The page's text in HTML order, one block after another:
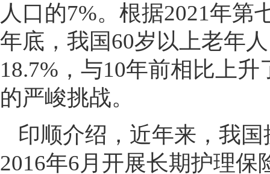
人口的7%。根据2021年第
年底，我国60岁以上老年
18.7%，与10年前相比上
的严峻挑战。
印顺介绍，近年来，我
2016年6月开展长期护理保